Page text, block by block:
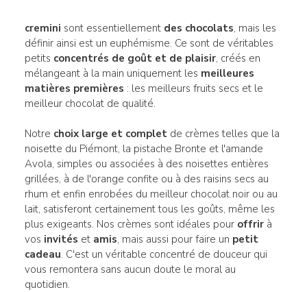
cremini sont essentiellement des chocolats, mais les
définir ainsi est un euphémisme. Ce sont de véritables
petits concentrés de goût et de plaisir, créés en
mélangeant à la main uniquement les meilleures
matières premières : les meilleurs fruits secs et le
meilleur chocolat de qualité.
Notre choix large et completde crèmes telles que la
noisette du Piémont, la pistache Bronte et l'amande
Avola, simples ou associées à des noisettes entières
grillées, à de l'orange confite ou à des raisins secs au
rhum et enfin enrobées du meilleur chocolat noir ou au
lait, satisferont certainement tous les goûts, même les
plus exigeants. Nos crèmes sont idéales pour offrirà
vos invités et amis, mais aussi pour faire un petit
cadeau. C'est un véritable concentré de douceur qui
vous remontera sans aucun doute le moral au
quotidien.